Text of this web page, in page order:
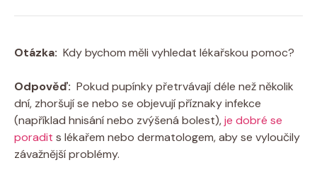
Otázka: ⁤ Kdy ‌bychom měli ⁣vyhledat ⁣lékařskou pomoc?
Odpověď: ‌ Pokud pupínky přetrvávají⁤ déle než několik
‍dní, zhoršují‌ se nebo se objevují ‌příznaky infekce
(například hnisání nebo zvýšená bolest),⁢je ⁣dobré se‍
poradit s lékařem nebo⁢ dermatologem,⁣ aby se vyloučily
závažnější ⁣problémy. ⁣